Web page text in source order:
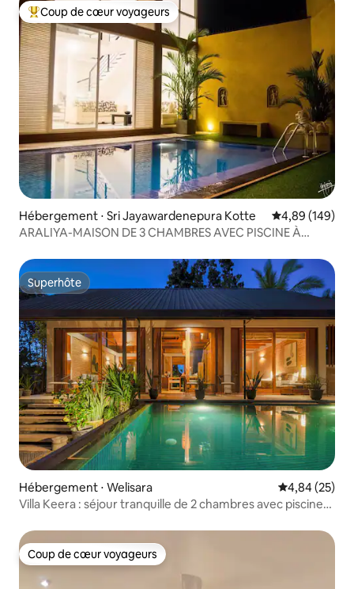
Coups de cœur voyageurs les plus appréciés
Coup de cœur voyageurs
Hébergement ⋅ Sri Jayawardenepura Kotte Évaluation
4,89 (149)
ARALIYA-MAISON DE 3 CHAMBRES AVEC PISCINE À
Superhôte
Superhôte
Hébergement ⋅ Welisara Évaluation
4,84 (25)
Villa Keera : séjour tranquille de 2 chambres avec piscine
Coup de cœur voyageurs
Coup de cœur voyageurs